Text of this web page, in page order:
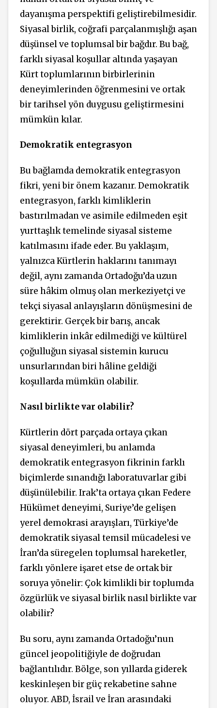
dayanışma perspektifi geliştirebilmesidir.
Siyasal birlik, coğrafi parçalanmışlığı aşan
düşünsel ve toplumsal bir bağdır. Bu bağ,
farklı siyasal koşullar altında yaşayan
Kürt toplumlarının birbirlerinin
deneyimlerinden öğrenmesini ve ortak
bir tarihsel yön duygusu geliştirmesini
mümkün kılar.
Demokratik entegrasyon
Bu bağlamda demokratik entegrasyon
fikri, yeni bir önem kazanır. Demokratik
entegrasyon, farklı kimliklerin
bastırılmadan ve asimile edilmeden eşit
yurttaşlık temelinde siyasal sisteme
katılmasını ifade eder. Bu yaklaşım,
yalnızca Kürtlerin haklarını tanımayı
değil, aynı zamanda Ortadoğu’da uzun
süre hâkim olmuş olan merkeziyetçi ve
tekçi siyasal anlayışların dönüşmesini de
gerektirir. Gerçek bir barış, ancak
kimliklerin inkâr edilmediği ve kültürel
çoğulluğun siyasal sistemin kurucu
unsurlarından biri hâline geldiği
koşullarda mümkün olabilir.
Nasıl birlikte var olabilir?
Kürtlerin dört parçada ortaya çıkan
siyasal deneyimleri, bu anlamda
demokratik entegrasyon fikrinin farklı
biçimlerde sınandığı laboratuvarlar gibi
düşünülebilir. Irak’ta ortaya çıkan Federe
Hükümet deneyimi, Suriye’de gelişen
yerel demokrasi arayışları, Türkiye’de
demokratik siyasal temsil mücadelesi ve
İran’da süregelen toplumsal hareketler,
farklı yönlere işaret etse de ortak bir
soruya yönelir: Çok kimlikli bir toplumda
özgürlük ve siyasal birlik nasıl birlikte var
olabilir?
Bu soru, aynı zamanda Ortadoğu’nun
güncel jeopolitiğiyle de doğrudan
bağlantılıdır. Bölge, son yıllarda giderek
keskinleşen bir güç rekabetine sahne
oluyor. ABD, İsrail ve İran arasındaki